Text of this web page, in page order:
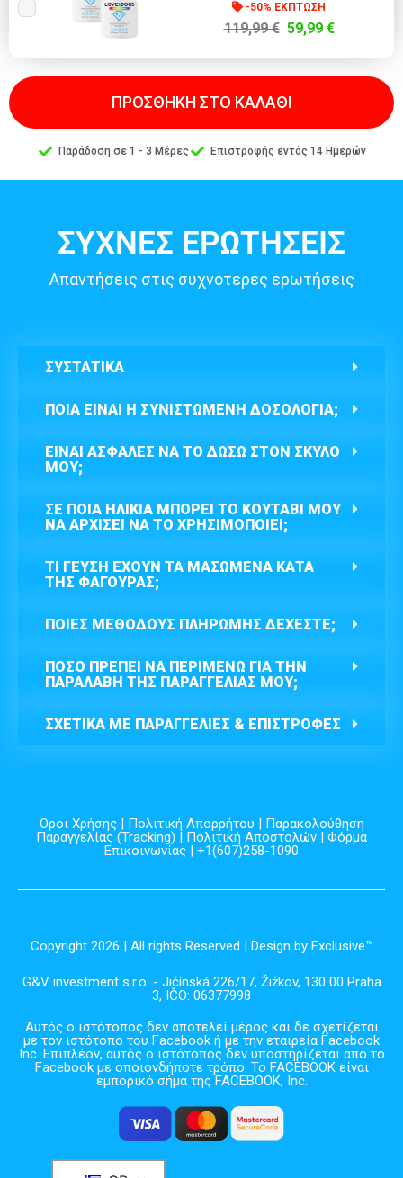
-50% ΕΚΠΤΩΣΗ
119,99 € 59,99 €
ΠΡΟΣΘΗΚΗ ΣΤΟ ΚΑΛΑΘΙ
Παράδοση σε 1 - 3 Μέρες Επιστροφής εντός 14 Ημερών
ΣΥΧΝΕΣ ΕΡΩΤΗΣΕΙΣ
Απαντήσεις στις συχνότερες ερωτήσεις
ΣΥΣΤΑΤΙΚΑ
ΠΟΙΑ ΕΊΝΑΙ Η ΣΥΝΙΣΤΏΜΕΝΗ ΔΟΣΟΛΟΓΊΑ;
ΕΊΝΑΙ ΑΣΦΑΛΈΣ ΝΑ ΤΟ ΔΏΣΩ ΣΤΟΝ ΣΚΎΛΟ
ΜΟΥ;
ΣΕ ΠΟΙΑ ΗΛΙΚΊΑ ΜΠΟΡΕΊ ΤΟ ΚΟΥΤΆΒΙ ΜΟΥ
ΝΑ ΑΡΧΊΣΕΙ ΝΑ ΤΟ ΧΡΗΣΙΜΟΠΟΙΕΊ;
ΤΙ ΓΕΎΣΗ ΈΧΟΥΝ ΤΑ ΜΑΣΏΜΕΝΑ ΚΑΤΆ
ΤΗΣ ΦΑΓΟΎΡΑΣ;
ΠΟΙΕΣ ΜΕΘΌΔΟΥΣ ΠΛΗΡΩΜΉΣ ΔΈΧΕΣΤΕ;
ΠΌΣΟ ΠΡΈΠΕΙ ΝΑ ΠΕΡΙΜΈΝΩ ΓΙΑ ΤΗΝ
ΠΑΡΑΛΑΒΉ ΤΗΣ ΠΑΡΑΓΓΕΛΊΑΣ ΜΟΥ;
ΣΧΕΤΙΚΆ ΜΕ ΠΑΡΑΓΓΕΛΊΕΣ & ΕΠΙΣΤΡΟΦΈΣ
Όροι Χρήσης| Πολιτική Απορρήτου | Παρακολούθηση
Παραγγελίας (Tracking) | Πολιτική Αποστολών | Φόρμα
Επικοινωνίας | +1(607)258-1090
Copyright 2026 | All rights Reserved | Design by Exclusive™️
G&V investment s.r.o. - Jičínská 226/17, Žižkov, 130 00 Praha
3, IČO: 06377998
Αυτός ο ιστότοπος δεν αποτελεί μέρος και δε σχετίζεται
με τον ιστότοπο του Facebook ή με την εταιρεία Facebook
Inc. Επιπλέον, αυτός ο ιστότοπος δεν υποστηρίζεται από το
Facebook με οποιονδήποτε τρόπο. Το FACEBOOK είναι
εμπορικό σήμα της FACEBOOK, Inc.